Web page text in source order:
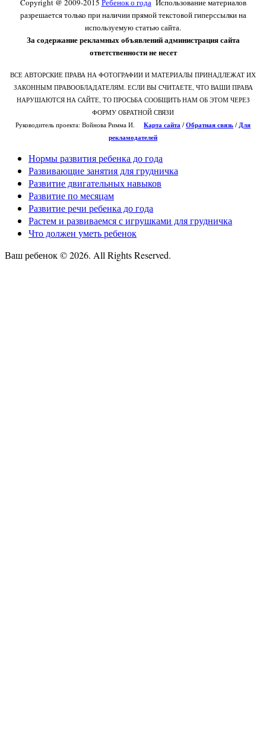
Copyright @ 2009-2015 Ребенок о годаИспользование материалов
разрешается только при наличии прямой текстовой гиперссылки на
используемую статью сайта.
За содержание рекламных объявлений администрация сайта
ответственности не несет
ВСЕ АВТОРСКИЕ ПРАВА НА ФОТОГРАФИИ И МАТЕРИАЛЫ ПРИНАДЛЕЖАТ ИХ
ЗАКОННЫМ ПРАВООБЛАДАТЕЛЯМ. ЕСЛИ ВЫ СЧИТАЕТЕ, ЧТО ВАШИ ПРАВА
НАРУШАЮТСЯ НА САЙТЕ, ТО ПРОСЬБА СООБЩИТЬ НАМ ОБ ЭТОМ ЧЕРЕЗ
ФОРМУ ОБРАТНОЙ СВЯЗИ
Руководитель проекта: Войнова Римма И. Карта сайта / Обратная связь / Для
рекламодателей
Нормы развития ребенка до года
Развивающие занятия для грудничка
Развитие двигательных навыков
Развитие по месяцам
Развитие речи ребенка до года
Растем и развиваемся с игрушками для грудничка
Что должен уметь ребенок
Ваш ребенок © 2026. All Rights Reserved.